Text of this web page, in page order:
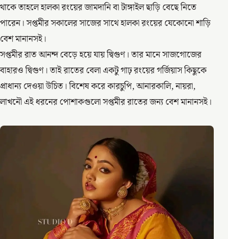
থাকে তাহলে হালকা রংয়ের জামদানি বা টাঙ্গাইল ছাড়ি বেছে নিতে
পারেন। সপ্তমীর সকালের সাজের সাথে হালকা রংয়ের যেকোনো শাড়ি
বেশ মানানসই।
সপ্তমীর রাত আনন্দ বেড়ে হয়ে যায় দ্বিগুণ। তার মানে সাজগোজের
বাহারও দ্বিগুণ। তাই রাতের বেলা একটু গাঢ় রংয়ের গর্জিয়াস কিছুকে
প্রাধান্য দেওয়া উচিত। বিশেষ করে কারচুপি, আনারকালি, নায়রা,
লাখনৌ এই ধরনের পোশাকগুলো সপ্তমীর রাতের জন্য বেশ মানানসই।